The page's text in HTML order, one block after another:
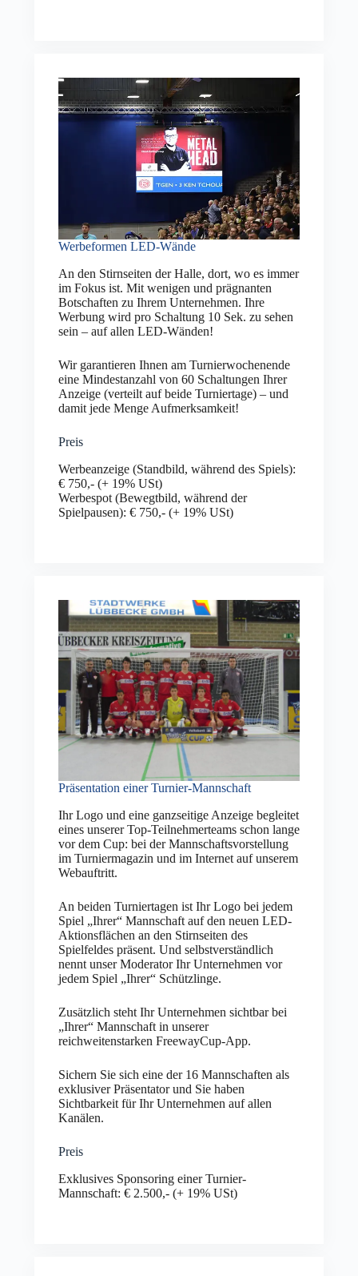
Werbeformen LED-Wände
An den Stirnseiten der Halle, dort, wo es immer
im Fokus ist. Mit wenigen und prägnanten
Botschaften zu Ihrem Unternehmen. Ihre
Werbung wird pro Schaltung 10 Sek. zu sehen
sein – auf allen LED-Wänden!
Wir garantieren Ihnen am Turnierwochenende
eine Mindestanzahl von 60 Schaltungen Ihrer
Anzeige (verteilt auf beide Turniertage) – und
damit jede Menge Aufmerksamkeit!
Preis
Werbeanzeige (Standbild, während des Spiels):
€ 750,- (+ 19% USt)
Werbespot (Bewegtbild, während der
Spielpausen): € 750,- (+ 19% USt)
Präsentation einer Turnier-Mannschaft
Ihr Logo und eine ganzseitige Anzeige begleitet
eines unserer Top-Teilnehmerteams schon lange
vor dem Cup: bei der Mannschaftsvorstellung
im Turniermagazin und im Internet auf unserem
Webauftritt.
An beiden Turniertagen ist Ihr Logo bei jedem
Spiel „Ihrer“ Mannschaft auf den neuen LED-
Aktionsflächen an den Stirnseiten des
Spielfeldes präsent. Und selbstverständlich
nennt unser Moderator Ihr Unternehmen vor
jedem Spiel „Ihrer“ Schützlinge.
Zusätzlich steht Ihr Unternehmen sichtbar bei
„Ihrer“ Mannschaft in unserer
reichweitenstarken FreewayCup-App.
Sichern Sie sich eine der 16 Mannschaften als
exklusiver Präsentator und Sie haben
Sichtbarkeit für Ihr Unternehmen auf allen
Kanälen.
Preis
Exklusives Sponsoring einer Turnier-
Mannschaft: € 2.500,- (+ 19% USt)